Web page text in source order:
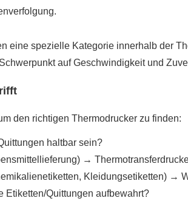
eine spezielle Kategorie innerhalb der
auf Geschwindigkeit und
den richtigen Thermodrucker zu finden:
haltbar sein?
→
Kleidungsetiketten) →
Etiketten/Quittungen aufbewahrt?